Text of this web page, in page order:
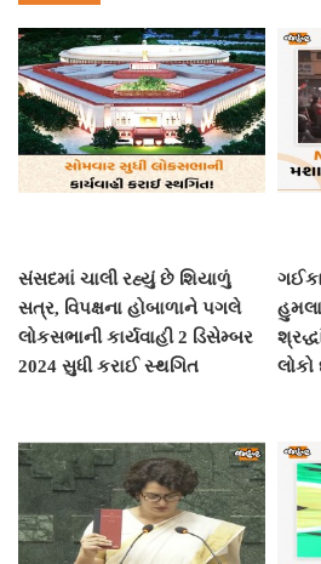
સંસદમાં ચાલી રહ્યું છે શિયાળું
સત્ર, વિપક્ષના હોબાળાને પગલે
લોકસભાની કાર્યવાહી 2 ડિસેમ્બર
2024 સુધી કરાઈ સ્થગિત
લોકો